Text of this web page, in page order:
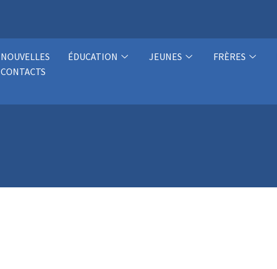
NOUVELLES ÉDUCATION JEUNES FRÈRES
CONTACTS